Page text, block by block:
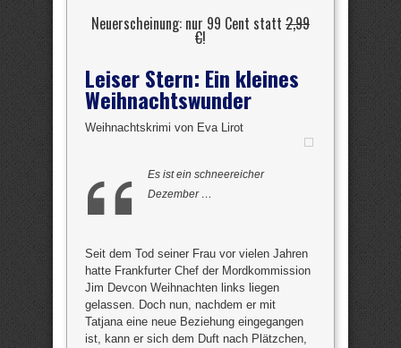
Neuerscheinung: nur 99 Cent statt 2,99
€!
Leiser Stern: Ein kleines
Weihnachtswunder
Weihnachtskrimi von Eva Lirot
Es ist ein schneereicher
Dezember …
Seit dem Tod seiner Frau vor vielen Jahren
hatte Frankfurter Chef der Mordkommission
Jim Devcon Weihnachten links liegen
gelassen. Doch nun, nachdem er mit
Tatjana eine neue Beziehung eingegangen
ist, kann er sich dem Duft nach Plätzchen,